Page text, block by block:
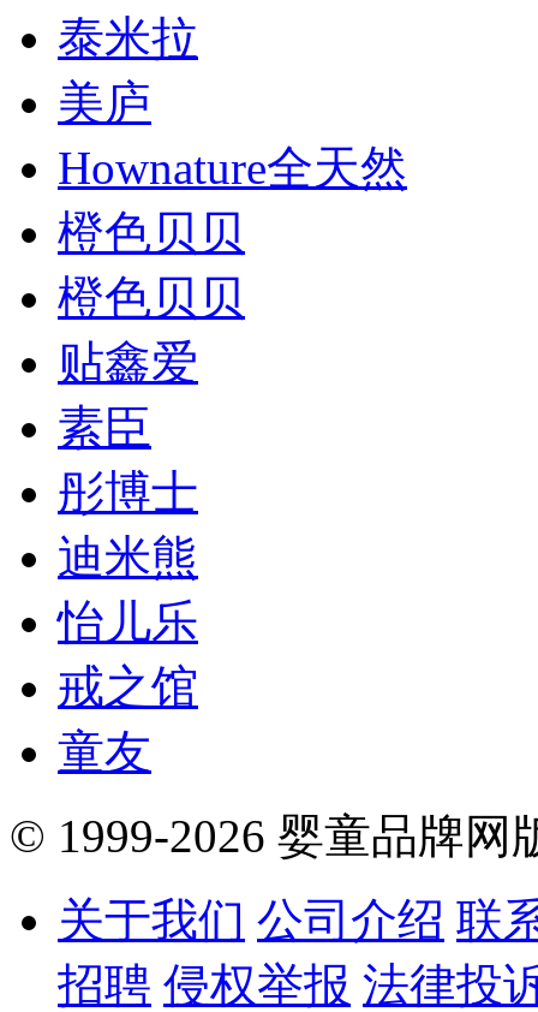
泰米拉
美庐
Hownature全天然
橙色贝贝
橙色贝贝
贴鑫爱
素臣
彤博士
迪米熊
怡儿乐
戒之馆
童友
© 1999-2026 婴童品牌网
关于我们 公司介绍 联
招聘 侵权举报 法律投